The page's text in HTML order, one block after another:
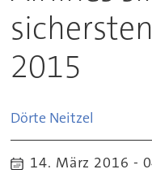
2015
Dörte Neitzel
14. März 2016 -